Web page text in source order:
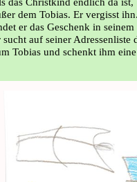
dem Tobias. Er vergisst
er das Geschenk in
sucht auf seiner
Tobias und schenkt ihm